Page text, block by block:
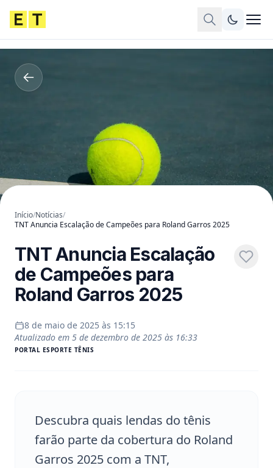
Início/Notícias/
TNT Anuncia Escalação de Campeões para Roland Garros 2025
TNT Anuncia Escalação
de Campeões para
Roland Garros 2025
8 de maio de 2025 às 15:15
Atualizado em 5 de dezembro de 2025 às 16:33
PORTAL ESPORTE TÊNIS
Descubra quais lendas do tênis
farão parte da cobertura do Roland
Garros 2025 com a TNT,